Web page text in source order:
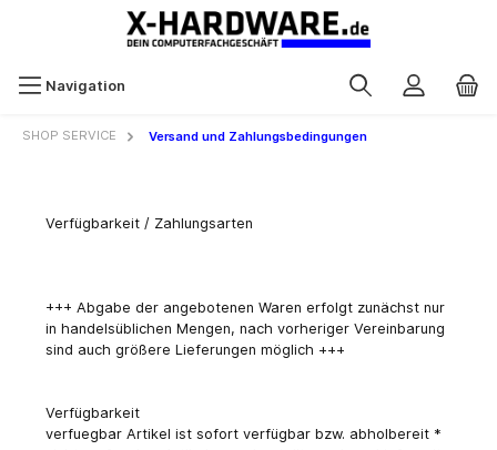
Navigation
SHOP SERVICE Versand und Zahlungsbedingungen
Verfügbarkeit / Zahlungsarten
+++ Abgabe der angebotenen Waren erfolgt zunächst nur
in handelsüblichen Mengen, nach vorheriger Vereinbarung
sind auch größere Lieferungen möglich +++
Verfügbarkeit
verfuegbar Artikel ist sofort verfügbar bzw. abholbereit *